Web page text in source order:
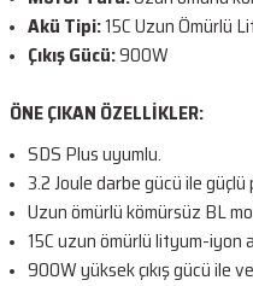
Akü Tipi:15C Uzun Ömürlü
Çıkış Gücü:900W
ÖNE ÇIKAN ÖZELLİKLER:
SDS Plus uyumlu.
3.2 Joule darbe gücü ile
Uzun ömürlü kömürsüz BL
15C uzun ömürlü lityum-iyon
900W yüksek çıkış gücü ile